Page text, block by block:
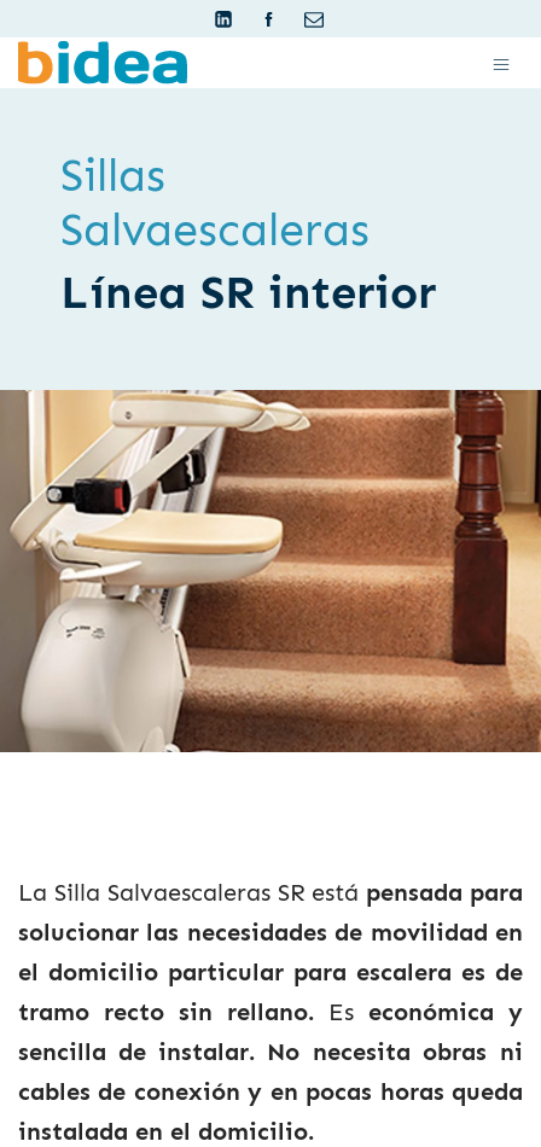
Sillas
Salvaescaleras
Línea SR interior
La Silla Salvaescaleras SR está pensada para
solucionar las necesidades de movilidad en
el domicilio particular para escalera es de
tramo recto sin rellano. Es económica y
sencilla de instalar. No necesita obras ni
cables de conexión y en pocas horas queda
instalada en el domicilio.